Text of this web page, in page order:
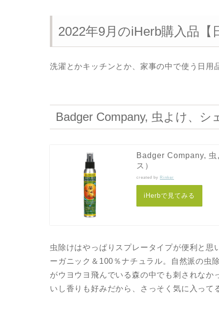
2022年9月のiHerb購入品
洗濯とかキッチンとか、家事の中で使う日用
Badger Company, 虫よけ、シ
Badger Company,
ス）
created by Rinker
iHerbで見てみる
虫除けはやっぱりスプレータイプが便利と
ーガニック＆100％ナチュラル。自然派の虫
がウヨウヨ飛んでいる森の中でも刺されな
いし香りも好みだから、さっそく気に入って